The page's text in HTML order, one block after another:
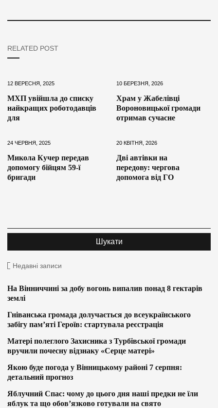
RELATED POST
12 ВЕРЕСНЯ, 2025
МХП увійшла до списку
найкращих роботодавців
для
10 БЕРЕЗНЯ, 2026
Храм у Жабелівці
Вороновицької громади
отримав сучасне
24 ЧЕРВНЯ, 2025
Микола Кучер передав
допомогу бійцям 59-ї
бригади
20 КВІТНЯ, 2026
Дві автівки на
передову: чергова
допомога від ГО
Недавні записи
На Вінниччині за добу вогонь випалив понад 8 гектарів
землі
Гніванська громада долучається до всеукраїнського
забігу пам’яті Героїв: стартувала реєстрація
Матері полеглого Захисника з Турбівської громади
вручили почесну відзнаку «Серце матері»
Якою буде погода у Вінницькому районі 7 серпня:
детальний прогноз
Яблучний Спас: чому до цього дня наші предки не їли
яблук та що обов’язково готували на свято